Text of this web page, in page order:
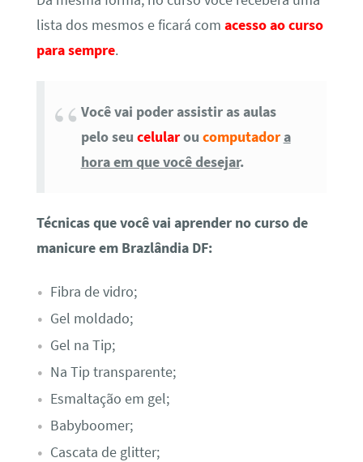
lista dos mesmos e ficará com acesso ao curso
para sempre.
Você vai poder assistir as aulas
pelo seu celularou computador a
hora em que você desejar.
Técnicas que você vai aprender no curso de
manicure em Brazlândia DF:
Fibra de vidro;
Gel moldado;
Gel na Tip;
Na Tip transparente;
Esmaltação em gel;
Babyboomer;
Cascata de glitter;